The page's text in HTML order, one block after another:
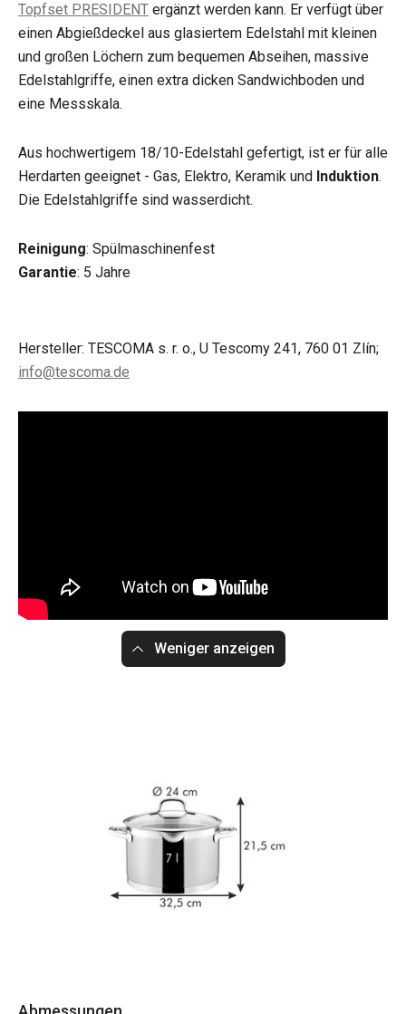
Topfset PRESIDENT ergänzt werden kann. Er verfügt über
einen Abgießdeckel aus glasiertem Edelstahl mit kleinen
und großen Löchern zum bequemen Abseihen, massive
Edelstahlgriffe, einen extra dicken Sandwichboden und
eine Messskala.
Aus hochwertigem 18/10-Edelstahl gefertigt, ist er für alle
Herdarten geeignet - Gas, Elektro, Keramik und Induktion.
Die Edelstahlgriffe sind wasserdicht.
Reinigung: Spülmaschinenfest
Garantie: 5 Jahre
Hersteller: TESCOMA s. r. o., U Tescomy 241, 760 01 Zlín;
info@tescoma.de
Weniger anzeigen